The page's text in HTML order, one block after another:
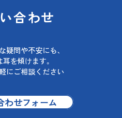
合わせ
疑問や不安にも、
を傾けます。
にご相談ください
わせフォーム